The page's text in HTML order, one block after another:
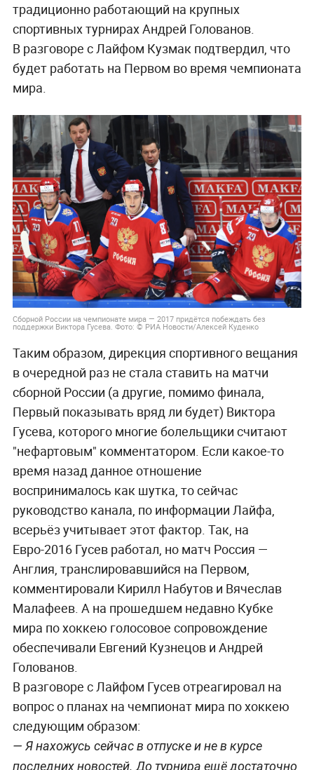
традиционно работающий на крупных
спортивных турнирах Андрей Голованов.
В разговоре с Лайфом Кузмак подтвердил, что
будет работать на Первом во время чемпионата
мира.
Сборной России на чемпионате мира — 2017 придётся побеждать без
поддержки Виктора Гусева. Фото: © РИА Новости/Алексей Куденко
Таким образом, дирекция спортивного вещания
в очередной раз не стала ставить на матчи
сборной России (а другие, помимо финала,
Первый показывать вряд ли будет) Виктора
Гусева, которого многие болельщики считают
"нефартовым" комментатором. Если какое-то
время назад данное отношение
воспринималось как шутка, то сейчас
руководство канала, по информации Лайфа,
всерьёз учитывает этот фактор. Так, на
Евро-2016 Гусев работал, но матч Россия —
Англия, транслировавшийся на Первом,
комментировали Кирилл Набутов и Вячеслав
Малафеев. А на прошедшем недавно Кубке
мира по хоккею голосовое сопровождение
обеспечивали Евгений Кузнецов и Андрей
Голованов.
В разговоре с Лайфом Гусев отреагировал на
вопрос о планах на чемпионат мира по хоккею
следующим образом:
— Я нахожусь сейчас в отпуске и не в курсе
последних новостей. До турнира ещё достаточно